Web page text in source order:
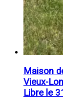
Maison
Vieux-
Libre le